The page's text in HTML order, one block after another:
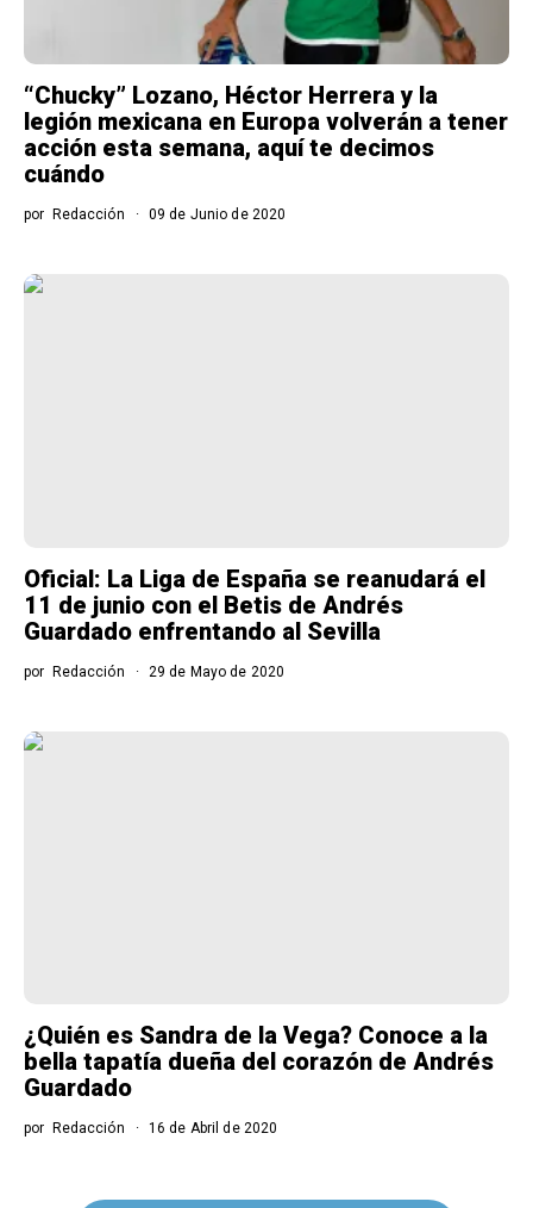
“Chucky” Lozano, Héctor Herrera y la
legión mexicana en Europa volverán a tener
acción esta semana, aquí te decimos
cuándo
por Redacción 09 de Junio de 2020
Oficial: La Liga de España se reanudará el
11 de junio con el Betis de Andrés
Guardado enfrentando al Sevilla
por Redacción 29 de Mayo de 2020
¿Quién es Sandra de la Vega? Conoce a la
bella tapatía dueña del corazón de Andrés
Guardado
por Redacción 16 de Abril de 2020